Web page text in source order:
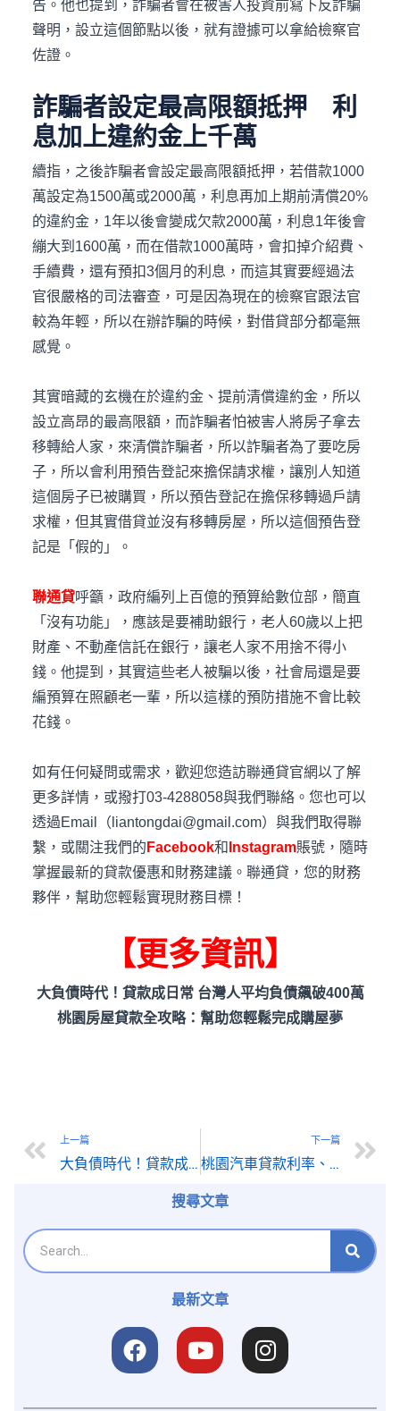
告。他也提到，詐騙者會在被害人投資前寫下反詐騙
聲明，設立這個節點以後，就有證據可以拿給檢察官
佐證。
詐騙者設定最高限額抵押 利
息加上違約金上千萬
續指，之後詐騙者會設定最高限額抵押，若借款1000
萬設定為1500萬或2000萬，利息再加上期前清償20%
的違約金，1年以後會變成欠款2000萬，利息1年後會
繃大到1600萬，而在借款1000萬時，會扣掉介紹費、
手續費，還有預扣3個月的利息，而這其實要經過法
官很嚴格的司法審查，可是因為現在的檢察官跟法官
較為年輕，所以在辦詐騙的時候，對借貸部分都毫無
感覺。
其實暗藏的玄機在於違約金、提前清償違約金，所以
設立高昂的最高限額，而詐騙者怕被害人將房子拿去
移轉給人家，來清償詐騙者，所以詐騙者為了要吃房
子，所以會利用預告登記來擔保請求權，讓別人知道
這個房子已被購買，所以預告登記在擔保移轉過戶請
求權，但其實借貸並沒有移轉房屋，所以這個預告登
記是「假的」。
聯通貸呼籲，政府編列上百億的預算給數位部，簡直
「沒有功能」，應該是要補助銀行，老人60歲以上把
財產、不動產信託在銀行，讓老人家不用捨不得小
錢。他提到，其實這些老人被騙以後，社會局還是要
編預算在照顧老一輩，所以這樣的預防措施不會比較
花錢。
如有任何疑問或需求，歡迎您造訪聯通貸官網以了解
更多詳情，或撥打03-4288058與我們聯絡。您也可以
透過Email（liantongdai@gmail.com）與我們取得聯
繫，或關注我們的 Facebook和 Instagram賬號，隨時
掌握最新的貸款優惠和財務建議。聯通貸，您的財務
夥伴，幫助您輕鬆實現財務目標！
【更多資訊】
大負債時代！貸款成日常 台灣人平均負債飆破400萬
桃園房屋貸款全攻略：幫助您輕鬆完成購屋夢
上一篇
大負債時代！貸款成日常 台灣人平均負債飆破400萬
下一篇
桃園汽車貸款利率、條件與優勢分析，助您選擇最佳方案
搜尋文章
最新文章